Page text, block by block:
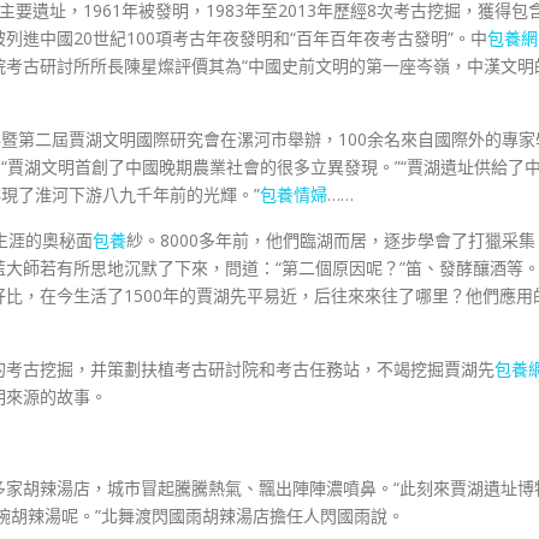
要遺址，1961年被發明，1983年至2013年歷經8次考古挖掘，獲得包
進中國20世紀100項考古年夜發明和“百年百年夜考古發明”。中包養網
古研討所所長陳星燦評價其為“中國史前文明的第一座岑嶺，中漢文明
第二屆賈湖文明國際研究會在漯河市舉辦，100余名來自國際外的專
賈湖文明首創了中國晚期農業社會的很多立異發現。”“賈湖遺址供給了
了淮河下游八九千年前的光輝。”包養情婦……
涯的奧秘面包養紗。8000多年前，他們臨湖而居，逐步學會了打獵采
師若有所思地沉默了下來，問道：“第二個原因呢？”笛、發酵釀酒等。
，在今生活了1500年的賈湖先平易近，后往來來往了哪里？他們應用
古挖掘，并策劃扶植考古研討院和考古任務站，不竭挖掘賈湖先包養
源的故事。
胡辣湯店，城市冒起騰騰熱氣、飄出陣陣濃噴鼻。“此刻來賈湖遺址博
辣湯呢。”北舞渡閃國雨胡辣湯店擔任人閃國雨說。